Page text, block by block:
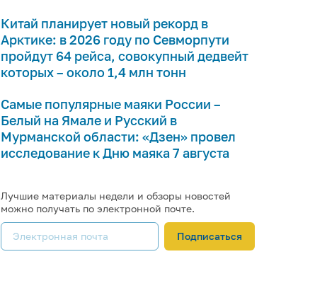
Китай планирует новый рекорд в
Арктике: в 2026 году по Севморпути
пройдут 64 рейса, совокупный дедвейт
которых – около 1,4 млн тонн
Самые популярные маяки России –
Белый на Ямале и Русский в
Мурманской области: «Дзен» провел
исследование к Дню маяка 7 августа
Лучшие материалы недели и обзоры новостей
можно получать по электронной почте.
Подписаться